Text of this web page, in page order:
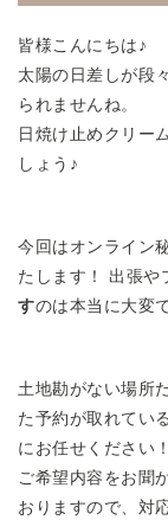
皆様こんにちは♪
太陽の日差しが段
られませんね。
日焼け止めクリー
しょう♪
今回はオンライン
たします！ 出張や
すのは本当に大変
土地勘がない場所
た予約が取れてい
にお任せください！
ご希望内容をお聞
おりますので、対